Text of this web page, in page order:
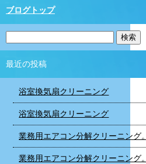
ブログトップ
最近の投稿
浴室換気扇クリーニング
浴室換気扇クリーニング
業務用エアコン分解クリーニング。
業務用エアコン分解クリーニング。